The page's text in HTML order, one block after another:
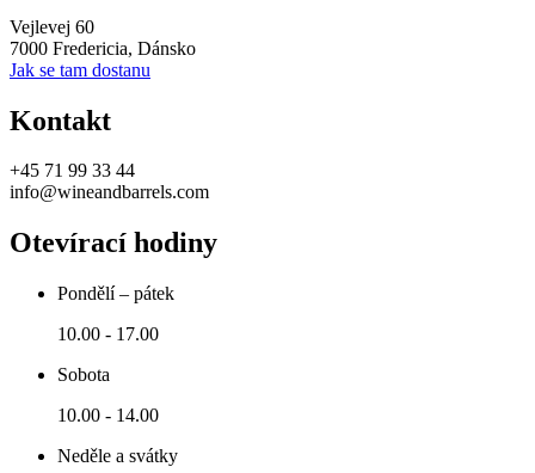
Vejlevej 60
7000 Fredericia, Dánsko
Jak se tam dostanu
Kontakt
+45 71 99 33 44
info@wineandbarrels.com
Otevírací hodiny
Pondělí – pátek
10.00 - 17.00
Sobota
10.00 - 14.00
Neděle a svátky